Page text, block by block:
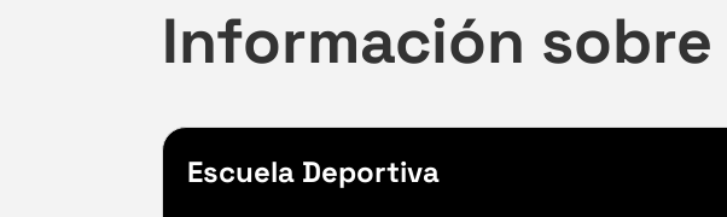
Información
Escuela Deportiva